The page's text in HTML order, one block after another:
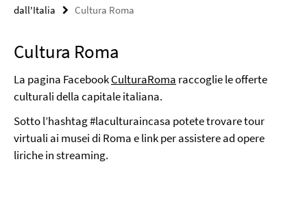
dall'Italia
Cultura Roma
Cultura Roma
La pagina FacebookCulturaRoma raccoglie le offerte
culturali della capitale italiana.
Sotto l’hashtag #laculturaincasa potete trovare tour
virtuali ai musei di Roma e link per assistere ad opere
liriche in streaming.